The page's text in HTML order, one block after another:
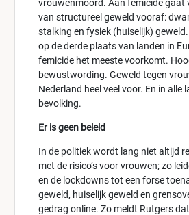
vrouwenmoord. Aan femicide gaat
van structureel geweld vooraf:
stalking en fysiek (huiselijk)
op de derde plaats van landen in
femicide het meeste voorkomt.
bewustwording. Geweld tegen
Nederland heel veel voor. En in alle
bevolking.
Er is geen beleid
In de politiek wordt lang niet altijd
met de risico’s voor vrouwen; zo
en de lockdowns tot een forse
geweld, huiselijk geweld en
gedrag online. Zo meldt Rutgers